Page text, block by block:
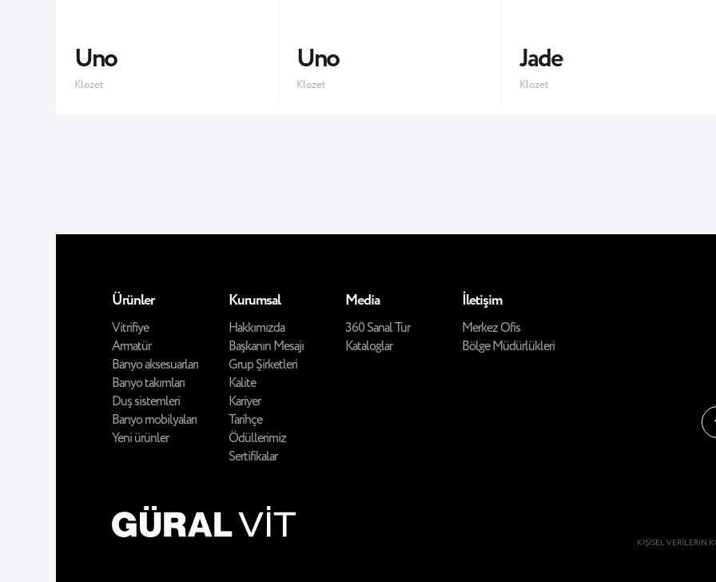
Uno
Klozet
Uno
Klozet
Jade
Klozet
Ürünler
Vitrifiye
Armatür
Banyo aksesuarları
Banyo takımları
Duş sistemleri
Banyo mobilyaları
Yeni ürünler
Kurumsal
Hakkımızda
Başkanın Mesajı
Grup Şirketleri
Kalite
Kariyer
Tarihçe
Ödüllerimiz
Sertifikalar
Media
360 Sanal Tur
Kataloglar
İletişim
Merkez Ofis
Bölge Müdürlükleri
KİŞİSEL VERİLERİN